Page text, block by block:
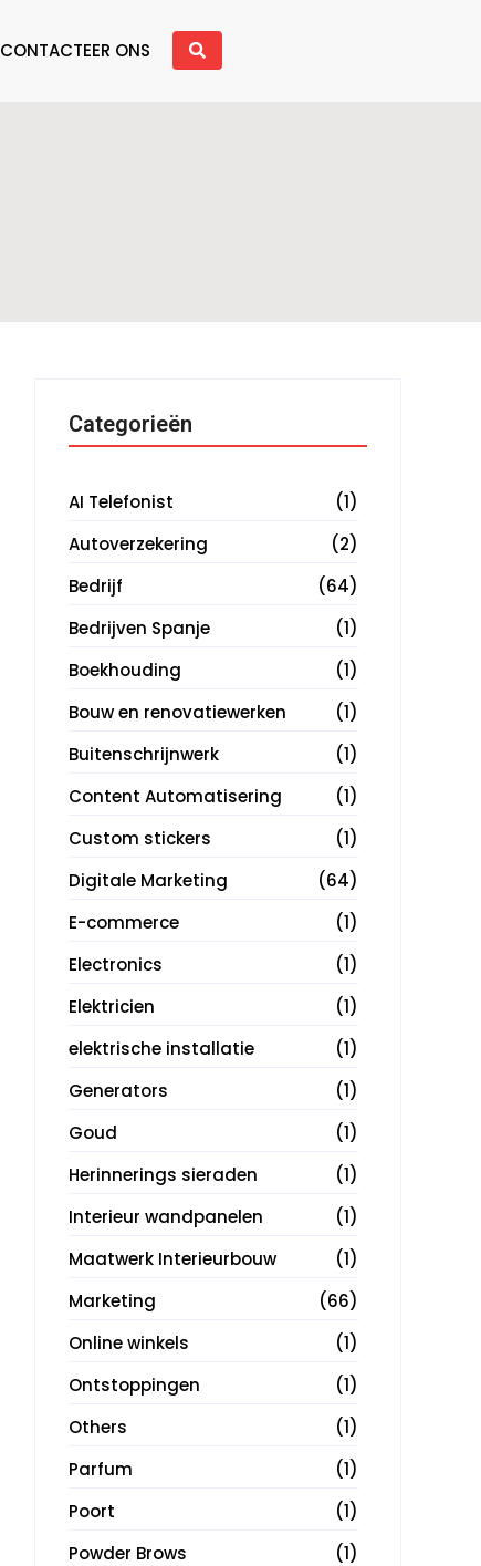
CONTACTEER ONS
Categorieën
AI Telefonist
(1)
Autoverzekering
(2)
Bedrijf
(64)
Bedrijven Spanje
(1)
Boekhouding
(1)
Bouw en renovatiewerken
(1)
Buitenschrijnwerk
(1)
Content Automatisering
(1)
Custom stickers
(1)
Digitale Marketing
(64)
E-commerce
(1)
Electronics
(1)
Elektricien
(1)
elektrische installatie
(1)
Generators
(1)
Goud
(1)
Herinnerings sieraden
(1)
Interieur wandpanelen
(1)
Maatwerk Interieurbouw
(1)
Marketing
(66)
Online winkels
(1)
Ontstoppingen
(1)
Others
(1)
Parfum
(1)
Poort
(1)
Powder Brows
(1)